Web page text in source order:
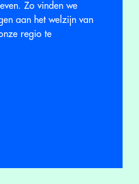
Zo vinden we
aan het welzijn van
regio te